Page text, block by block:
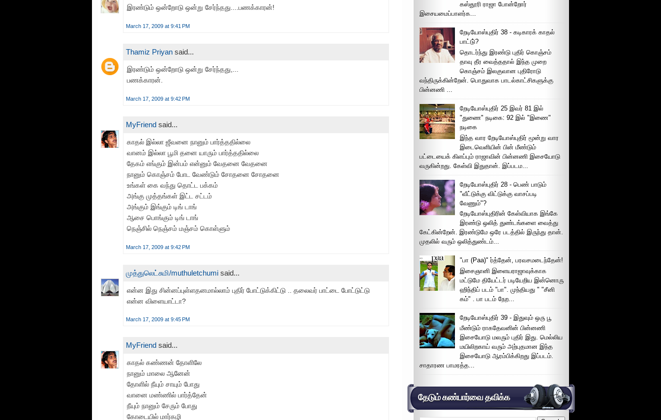
இரண்டும் ஒன்றோடு ஒன்று சேர்ந்தது....பணக்காரன்!
March 17, 2009 at 9:41 PM
Thamiz Priyan said...
இரண்டும் ஒன்றோடு ஒன்று சேர்ந்தது,...
பணக்காரன்.
March 17, 2009 at 9:42 PM
MyFriend said...
காதல் இல்லா ஜீவனை நானும் பார்த்ததில்லை
வானம் இல்லா பூமி தனை யாரும் பார்த்ததில்லை
தேகம் எங்கும் இன்பம் என்னும் வேதனை வேதனை
நானும் கொஞ்சம் போட வேண்டும் சோதனை சோதனை
உங்கள் கை வந்து தொட்ட பக்கம்
அங்கு முத்தங்கள் இட்ட சட்டம்
அங்கும் இங்கும் டிங் டாங்
ஆசை பொங்கும் டிங் டாங்
நெஞ்சில் நெஞ்சம் மஞ்சம் கொள்ளும்
March 17, 2009 at 9:42 PM
முத்துலெட்சுமி/muthuletchumi said...
என்ன இது சின்னப்புள்ளதனமால்லாம் புதிர் போட்டுக்கிட்டு .. தலைவர் பாட்டை போட்டுட்டு
என்ன விளையாட்டா?
March 17, 2009 at 9:45 PM
MyFriend said...
காதல் கண்ணன் தோளிலே
நானும் மாலை ஆனேன்
தோளில் நீயும் சாயும் போது
வானை மண்ணில் பார்த்தேன்
நீயும் நானும் சேரும் போது
கோடையில் மார்கழி
கஸ்தூரி ராஜா போன்றோர்
இசையமைப்பாளர்க...
றேடியோஸ்புதிர் 38 - கடிகாரக் காதல்
பாட்டு்?
தொடர்ந்து இரண்டு புதிர் கொஞ்சம்
தாவு தீர வைத்ததால் இந்த முறை
கொஞ்சம் இலகுவான புதிரோடு
வந்திருக்கின்றேன். பொதுவாக பாடல்காட்சிகளுக்கு
பின்னணி ...
றேடியோஸ்புதிர் 25 இவர் 81 இல்
"துணை" நடிகை: 92 இல் "இணை"
நடிகை
இந்த வார றேடியோஸ்புதிர் மூன்று வார
இடைவெளியின் பின் மீண்டும்
பட்டையைக் கிளப்பும் ராஜாவின் பின்னணி இசையோடு
வருகின்றது. கேள்வி இதுதான். இப்படம...
றேடியோஸ்புதிர் 28 - பெண் பாடும்
"வீட்டுக்கு விட்டுக்கு வாசப்படி
வேணும்"?
றேடியோஸ்புதிரின் கேள்வியாக இங்கே
இரண்டு ஒலித் துண்டங்களை வைத்து
கேட்கின்றேன். இரண்டுமே ஒரே படத்தில் இருந்து தான்.
முதலில் வரும் ஒலித்துண்டம்...
"பா (Paa)" ர்த்தேன், பரவசமடைந்தேன்!
இசைஞானி இளையராஜாவுக்காக
மட்டுமே தியேட்டர் படியேறிய இன்னொரு
ஹிந்திப் படம் "பா". முந்தியது " "சீனி
கம்" . பா படம் நேற...
றேடியோஸ்புதிர் 39 - இதுவும் ஒரு பூ
மீண்டும் ராகதேவனின் பின்னணி
இசையோடு மலரும் புதிர் இது. மெல்லிய
மயிலிறகாய் வரும் அற்புதமான இந்த
இசையோடு ஆரம்பிக்கிறது இப்படம்.
சாதாரண பாமரத்த...
தேடும் கண்பார்வை தவிக்க